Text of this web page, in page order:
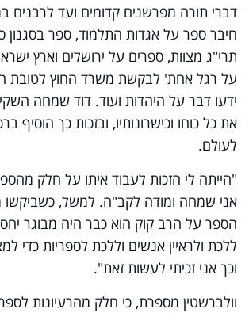
דברי תורה מפרשנים קדומים ועד לרבנים
חיבר ספר על אגדות התלמוד, ספר בסגנון
תרי"ג מצוות, ספרים על ירושלים וארץ
על רגל אחת' לבקשת משרד החוץ לטובת
ידעו דבר על היהדות ועוד. דוד שמחה
את כל כוחו וכישרונותיו, ובזכות כך הוסיף
לעולם.
"הייתה לי הזכות לעבוד איתו על חלק
אני שמחה ומודה לקב"ה. למשל, כשביקשו
הספר על הרב קוק הוא כבר היה מבוגר
ללכת ולראיין אנשים וללכת לספריות כדי
וכך אני זכיתי לעשות זאת".
וולברשטין מספרת, כי חלק מהרעיונות